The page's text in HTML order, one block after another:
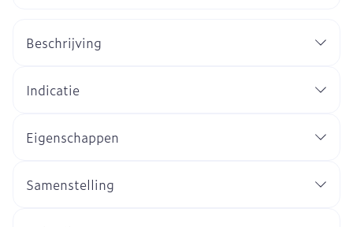
Beschrijving
Indicatie
Eigenschappen
Samenstelling